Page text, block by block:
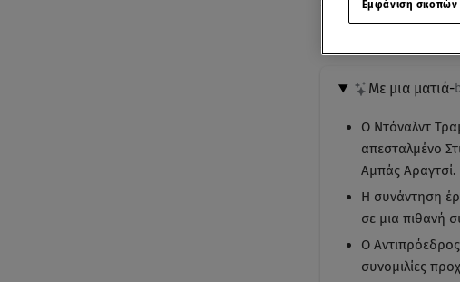
Ακούστε το άρθρο
Με μια ματιά-
Ο Ντόναλντ
απεσταλμένο
Αμπάς Αραγτσί.
Η συνάντηση
σε μια πιθανή
Ο Αντιπρόεδρος
συνομιλίες
Εμφάνιση σκοπών